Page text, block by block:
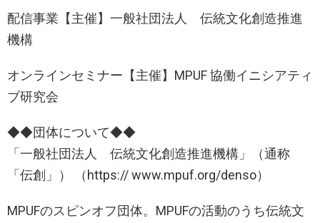
配信事業【主催】一般社団法人 伝統文化創造推進
機構
オンラインセミナー【主催】MPUF 協働イニシアティ
ブ研究会
◆◆団体について◆◆
「一般社団法人 伝統文化創造推進機構」（通称
「伝創」） （https:// www.mpuf.org/denso）
MPUFのスピンオフ団体。MPUFの活動のうち伝統文